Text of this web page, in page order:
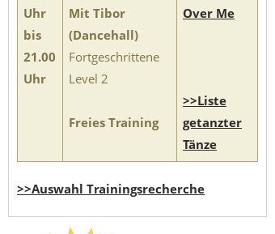
Uhr
bis
21.00
Uhr
Mit Tibor
(Dancehall)
Fortgeschrittene
Level 2
Freies Training
Over Me
>>Liste
getanzter
Tänze
>>Auswahl Trainingsrecherche